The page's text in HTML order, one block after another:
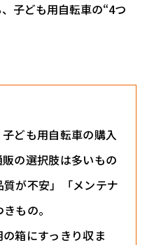
子ども用自転車の“4つ
ども用自転車の購入
の選択肢は多いもの
が不安」「メンテナ
もの。
の箱にすっきり収ま